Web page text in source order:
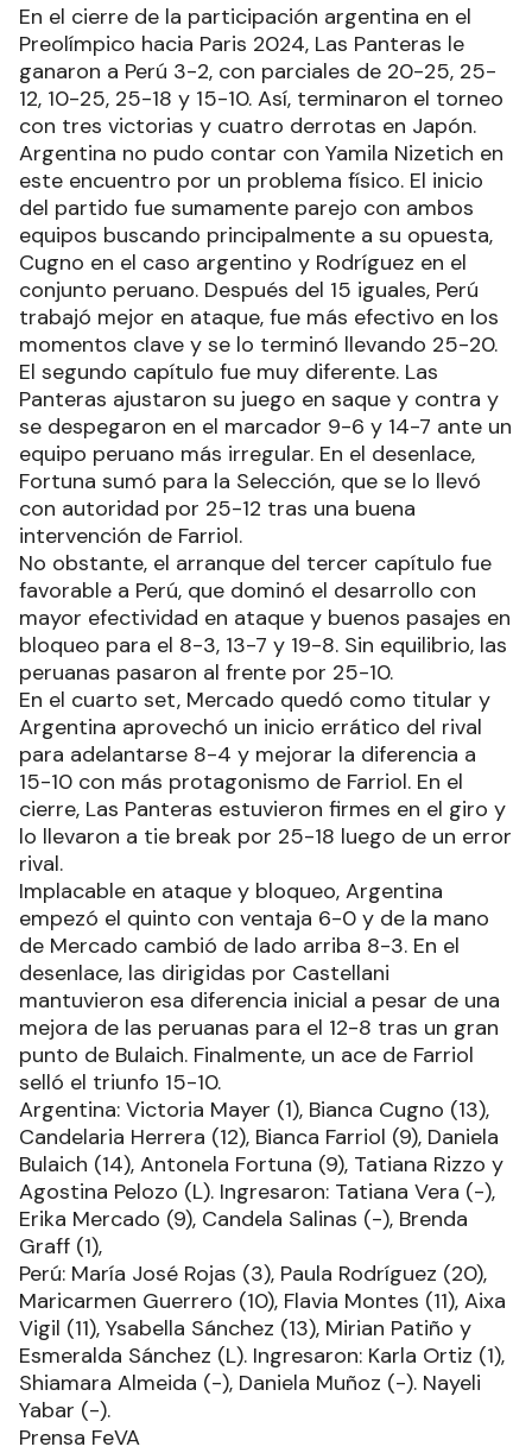
En el cierre de la participación argentina en el
Preolímpico hacia Paris 2024, Las Panteras le
ganaron a Perú 3-2, con parciales de 20-25, 25-
12, 10-25, 25-18 y 15-10. Así, terminaron el torneo
con tres victorias y cuatro derrotas en Japón.
Argentina no pudo contar con Yamila Nizetich en
este encuentro por un problema físico. El inicio
del partido fue sumamente parejo con ambos
equipos buscando principalmente a su opuesta,
Cugno en el caso argentino y Rodríguez en el
conjunto peruano. Después del 15 iguales, Perú
trabajó mejor en ataque, fue más efectivo en los
momentos clave y se lo terminó llevando 25-20.
El segundo capítulo fue muy diferente. Las
Panteras ajustaron su juego en saque y contra y
se despegaron en el marcador 9-6 y 14-7 ante un
equipo peruano más irregular. En el desenlace,
Fortuna sumó para la Selección, que se lo llevó
con autoridad por 25-12 tras una buena
intervención de Farriol.
No obstante, el arranque del tercer capítulo fue
favorable a Perú, que dominó el desarrollo con
mayor efectividad en ataque y buenos pasajes en
bloqueo para el 8-3, 13-7 y 19-8. Sin equilibrio, las
peruanas pasaron al frente por 25-10.
En el cuarto set, Mercado quedó como titular y
Argentina aprovechó un inicio errático del rival
para adelantarse 8-4 y mejorar la diferencia a
15-10 con más protagonismo de Farriol. En el
cierre, Las Panteras estuvieron firmes en el giro y
lo llevaron a tie break por 25-18 luego de un error
rival.
Implacable en ataque y bloqueo, Argentina
empezó el quinto con ventaja 6-0 y de la mano
de Mercado cambió de lado arriba 8-3. En el
desenlace, las dirigidas por Castellani
mantuvieron esa diferencia inicial a pesar de una
mejora de las peruanas para el 12-8 tras un gran
punto de Bulaich. Finalmente, un ace de Farriol
selló el triunfo 15-10.
Argentina: Victoria Mayer (1), Bianca Cugno (13),
Candelaria Herrera (12), Bianca Farriol (9), Daniela
Bulaich (14), Antonela Fortuna (9), Tatiana Rizzo y
Agostina Pelozo (L). Ingresaron: Tatiana Vera (-),
Erika Mercado (9), Candela Salinas (-), Brenda
Graff (1),
Perú: María José Rojas (3), Paula Rodríguez (20),
Maricarmen Guerrero (10), Flavia Montes (11), Aixa
Vigil (11), Ysabella Sánchez (13), Mirian Patiño y
Esmeralda Sánchez (L). Ingresaron: Karla Ortiz (1),
Shiamara Almeida (-), Daniela Muñoz (-). Nayeli
Yabar (-).
Prensa FeVA